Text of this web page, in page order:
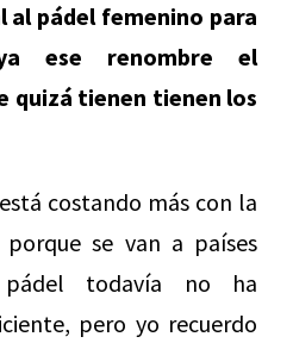
al pádel femenino para
ese renombre el
quizá tienen tienen los
costando más con la
porque se van a países
todavía no ha
pero yo recuerdo